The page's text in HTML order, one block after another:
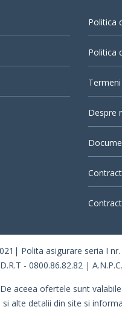
Politica
Politica
Despre
Polita asigurare seria I
- 0800.86.82.82 |
aceea ofertele sunt
alte detalii din site si